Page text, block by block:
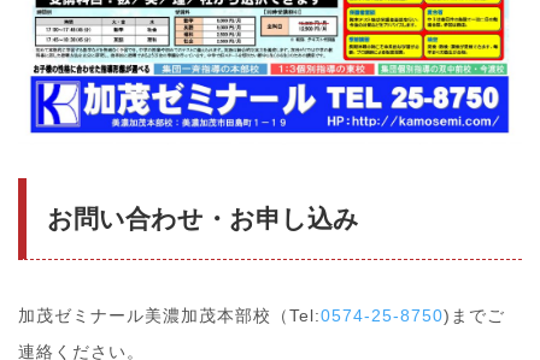
お問い合わせ・お申し込み
加茂ゼミナール美濃加茂本部校（Tel:0574-25-8750)までご
連絡ください。